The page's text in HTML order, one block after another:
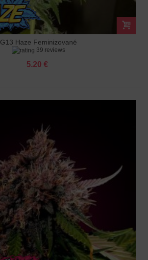
G13 Haze Feminizované
39 reviews
5.20 €